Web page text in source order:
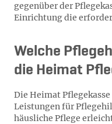
gegenüber der
Einrichtung die
Welche
die Heimat
Die Heimat
Leistungen für
häusliche Pflege